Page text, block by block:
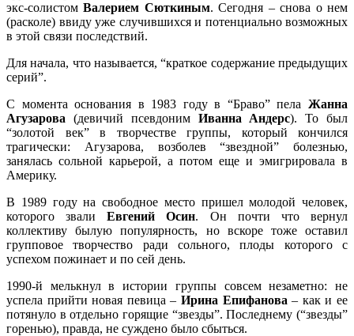
экс-солистомВалерием Сюткиным. Сегодня – снова о нем
(расколе) ввиду уже случившихся и потенциально возможных
в этой связи последствий.
Для начала, что называется, “краткое содержание предыдущих
серий”.
С момента основания в 1983 году в “Браво” пела Жанна
Агузарова (девичий псевдоним Иванна Андерс). То был
“золотой век” в творчестве группы, который кончился
трагически: Агузарова, возболев “звездной” болезнью,
занялась сольной карьерой, а потом еще и эмигрировала в
Америку.
В 1989 году на свободное место пришел молодой человек,
которого звалиЕвгений Осин. Он почти что вернул
коллективу былую популярность, но вскоре тоже оставил
групповое творчество ради сольного, плоды которого с
успехом пожинает и по сей день.
1990-й мелькнул в истории группы совсем незаметно: не
успела прийти новая певица – Ирина Епифанова – как и ее
потянуло в отдельно горящие “звезды”. Последнему (“звезды”
горенью), правда, не суждено было сбыться.